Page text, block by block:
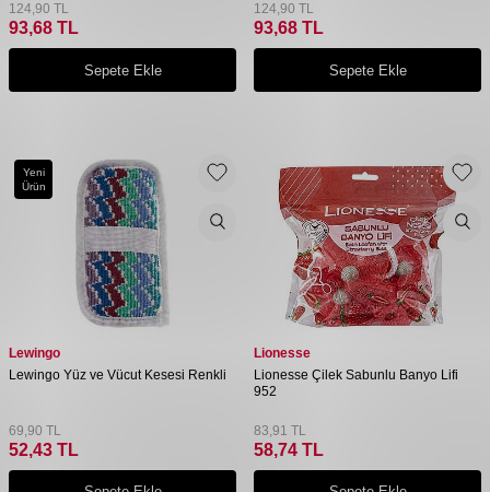
124,90 TL
93,68 TL
Sepete Ekle
124,90 TL
93,68 TL
Sepete Ekle
Yeni
Ürün
Lewingo
Lewingo Yüz ve Vücut Kesesi Renkli
69,90 TL
52,43 TL
Lionesse
Lionesse Çilek Sabunlu Banyo Lifi
952
83,91 TL
58,74 TL